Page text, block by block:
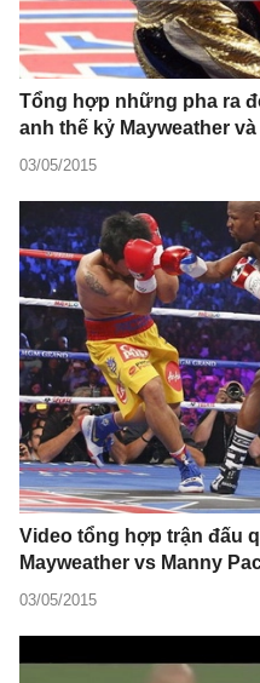
Tổng hợp những pha ra
anh thế kỷ Mayweather
03/05/2015
Video tổng hợp trận đấu
Mayweather vs Manny
03/05/2015